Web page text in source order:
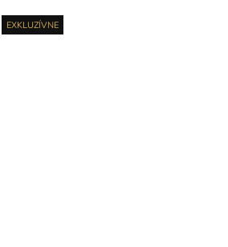
EXKLUZÍVNE